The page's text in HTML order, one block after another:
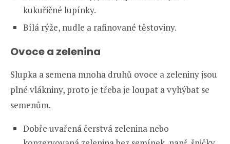
kukuřičné lupínky.
Bílá rýže, nudle a rafinované těstoviny.
Ovoce a zelenina
Slupka a semena mnoha druhů ovoce a zeleniny jsou
plné vlákniny, proto je třeba je loupat a vyhýbat se
semenům.
Dobře uvařená čerstvá zelenina nebo